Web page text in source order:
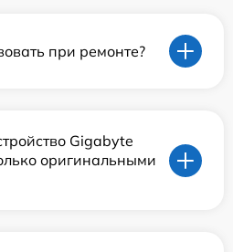
при ремонте?
Gigabyte
оригинальными